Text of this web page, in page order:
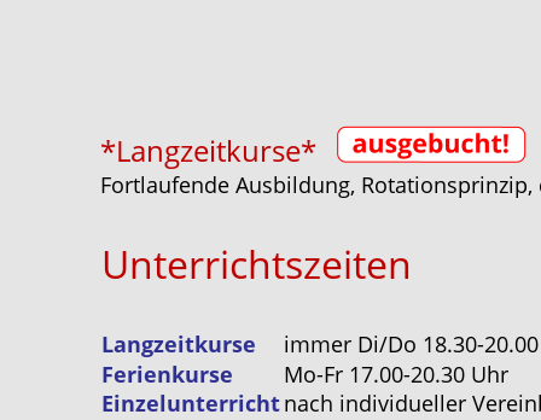
Unterrichtszeiten
Langzeitkurse
immer Di/Do 18.30-
Ferienkurse
Mo-Fr 17.00-20.30 Uhr
Einzelunterricht nach individueller
*Langzeitkurse*
Fortlaufende Ausbildung,